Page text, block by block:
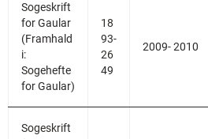
Sogeskrift
for Gaular
(Framhald
i:
Sogehefte
for Gaular)
18
93-
26
49
2009- 2010
Sogeskrift